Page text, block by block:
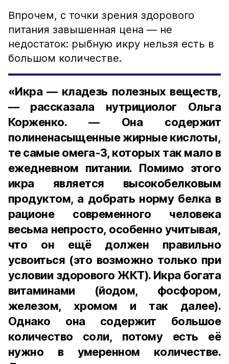
Впрочем, с точки зрения здорового
питания завышенная цена — не
недостаток: рыбную икру нельзя есть в
большом количестве.
«Икра — кладезь полезных веществ,
— рассказала нутрициолог Ольга
Корженко. — Она содержит
полиненасыщенные жирные кислоты,
те самые омега-3, которых так мало в
ежедневном питании. Помимо этого
икра является высокобелковым
продуктом, а добрать норму белка в
рационе современного человека
весьма непросто, особенно учитывая,
что он ещё должен правильно
усвоиться (это возможно только при
условии здорового ЖКТ). Икра богата
витаминами (йодом, фосфором,
железом, хромом и так далее).
Однако она содержит большое
количество соли, потому есть её
нужно в умеренном количестве.